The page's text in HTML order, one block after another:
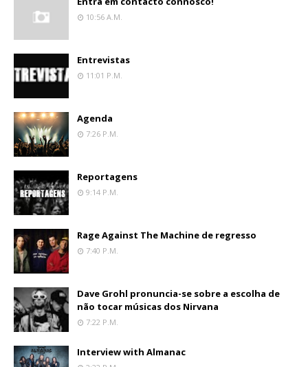
10:56 A.m.
Entrevistas
11:01 P.m.
Agenda
7:26 P.m.
Reportagens
9:14 P.m.
Rage Against The Machine de regresso
7:40 P.m.
Dave Grohl pronuncia-se sobre a escolha de
não tocar músicas dos Nirvana
7:22 P.m.
Interview with Almanac